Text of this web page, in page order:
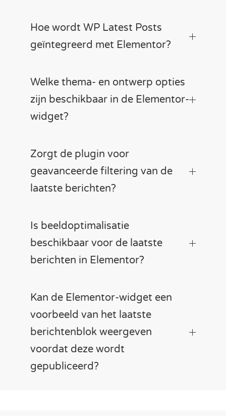
Hoe wordt WP Latest Posts
geïntegreerd met Elementor?
Welke thema- en ontwerp opties
zijn beschikbaar in de Elementor-
widget?
Zorgt de plugin voor
geavanceerde filtering van de
laatste berichten?
Is beeldoptimalisatie
beschikbaar voor de laatste
berichten in Elementor?
Kan de Elementor-widget een
voorbeeld van het laatste
berichtenblok weergeven
voordat deze wordt
gepubliceerd?